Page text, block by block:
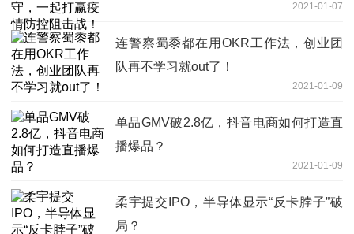
2021-01-07
连警察蜀黍都在用OKR工作法，创业团
队再不学习就out了！
2021-01-09
单品GMV破2.8亿，抖音电商如何打造直
播爆品？
2021-01-09
柔宇提交IPO，半导体显示“反卡脖子”破
局？